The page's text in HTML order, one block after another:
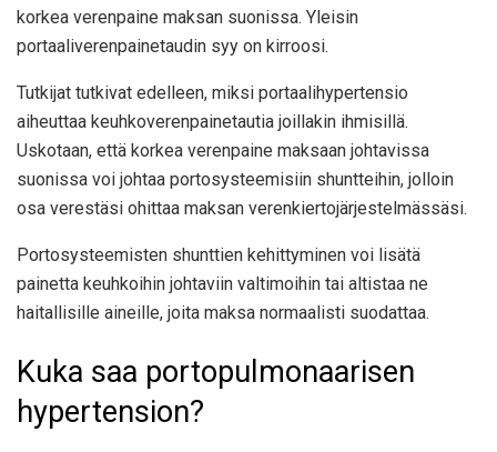
korkea verenpaine maksan suonissa. Yleisin
portaaliverenpainetaudin syy on kirroosi.
Tutkijat tutkivat edelleen, miksi portaalihypertensio
aiheuttaa keuhkoverenpainetautia joillakin ihmisillä.
Uskotaan, että korkea verenpaine maksaan johtavissa
suonissa voi johtaa portosysteemisiin shuntteihin, jolloin
osa verestäsi ohittaa maksan verenkiertojärjestelmässäsi.
Portosysteemisten shunttien kehittyminen voi lisätä
painetta keuhkoihin johtaviin valtimoihin tai altistaa ne
haitallisille aineille, joita maksa normaalisti suodattaa.
Kuka saa portopulmonaarisen
hypertension?